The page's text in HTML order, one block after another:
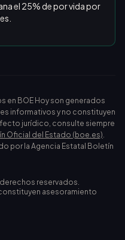
el 25% de por vida por
en BOE Hoy son generados
informativos y no constituyen
jurídico, consulte siempre
Oficial del Estado (boe.es).
por la Agencia Estatal Boletín
reservados.
asesoramiento